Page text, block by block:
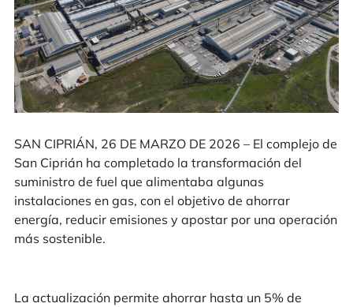
SAN CIPRIÁN, 26 DE MARZO DE 2026 – El complejo de
San Ciprián ha completado la transformación del
suministro de fuel que alimentaba algunas
instalaciones en gas, con el objetivo de ahorrar
energía, reducir emisiones y apostar por una operación
más sostenible.
La actualización permite ahorrar hasta un 5% de